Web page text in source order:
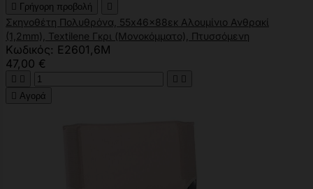
 Γρήγορη προβολή 
Σκηνοθέτη Πολυθρόνα, 55x46x88εκ Αλουμίνιο Ανθρακί
(1,2mm), Textilene Γκρι (Μονοκόμματο), Πτυσσόμενη
Κωδικός: Ε2601,6Μ
47,00 €
   
 Αγορά